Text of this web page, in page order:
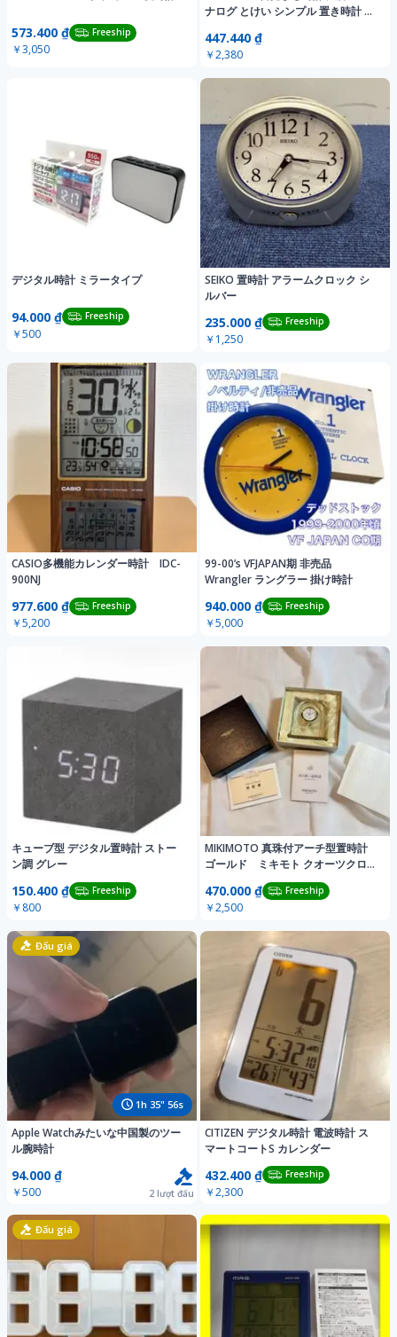
573.400 ₫ Freeship
￥3,050
ナログ とけい シンプル 置き時計 電
447.440 ₫
￥2,380
デジタル時計 ミラータイプ
94.000 ₫ Freeship
￥500
SEIKO 置時計 アラームクロック シ
ルバー
235.000 ₫ Freeship
￥1,250
CASIO多機能カレンダー時計 IDC-
900NJ
977.600 ₫ Freeship
￥5,200
99-00’s VFJAPAN期 非売品
Wrangler ラングラー 掛け時計
940.000 ₫ Freeship
￥5,000
キューブ型 デジタル置時計 ストー
ン調 グレー
150.400 ₫ Freeship
￥800
MIKIMOTO 真珠付アーチ型置時計
ゴールド ミキモト クオーツクロッ
470.000 ₫ Freeship
￥2,500
1h 35" 54s
Đấu giá
Apple Watchみたいな中国製のツー
ル腕時計
94.000 ₫
￥500 2 lượt đấu
CITIZEN デジタル時計 電波時計 ス
マートコートS カレンダー
432.400 ₫ Freeship
￥2,300
Đấu giá